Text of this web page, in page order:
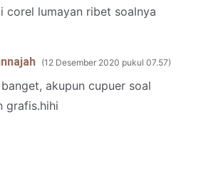
corel lumayan ribet soalnya
12 Desember 2020 pukul 07.57
akupun cupuer soal
grafis.hihi